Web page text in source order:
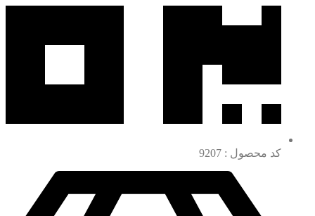
کد محصول : 9207